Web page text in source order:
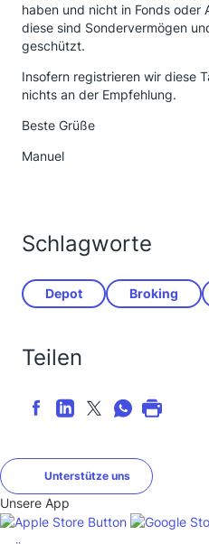
haben und nicht in Fonds oder
diese sind Sondervermögen
geschützt.
Insofern registrieren wir diese
nichts an der Empfehlung.
Beste Grüße
Manuel
Schlagworte
Depot Broking
Teilen
Unterstütze uns
Unsere App